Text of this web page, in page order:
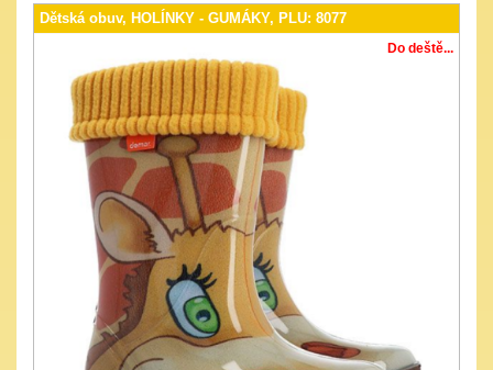
Dětská obuv, HOLÍNKY - GUMÁKY, PLU: 8077
Do deště...